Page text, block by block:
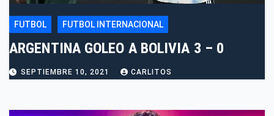
FUTBOL FUTBOL INTERNACIONAL
ARGENTINA GOLEO A BOLIVIA 3 – 0
SEPTIEMBRE 10, 2021 CARLITOS